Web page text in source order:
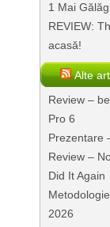
1 Mai
REVIEW:
acasă!
Alte
Review –
Pro 6
Prezentare
Review –
Did It Again
2026